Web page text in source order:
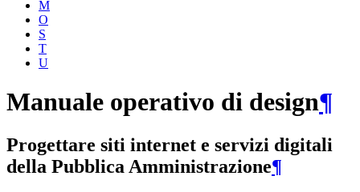
M
O
S
T
U
Manuale operativo di design¶
Progettare siti internet e servizi digitali
della Pubblica Amministrazione¶